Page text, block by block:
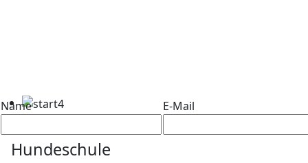
Name E-Mail
Hundeschule